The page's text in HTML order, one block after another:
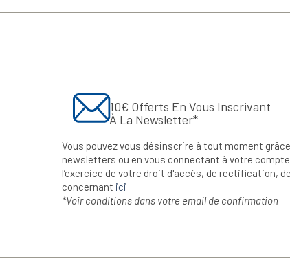
10€ Offerts En Vous Inscrivant
À La Newsletter*
Vous pouvez vous désinscrire à tout moment
newsletters ou en vous connectant à votre
l’exercice de votre droit d'accès, de rectification,
concernant ici
*Voir conditions dans votre email de confirmation